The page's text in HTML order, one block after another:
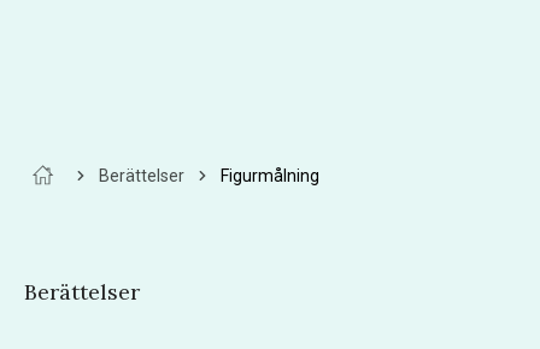
Berättelser Figurmålning
Berättelser